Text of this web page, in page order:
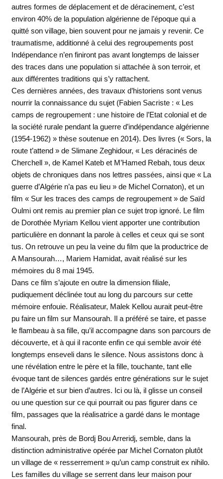
autres formes de déplacement et de déracinement, c’est
environ 40% de la population algérienne de l’époque qui a
quitté son village, bien souvent pour ne jamais y revenir. Ce
traumatisme, additionné à celui des regroupements post
Indépendance n’en finiront pas avant longtemps de laisser
des traces dans une population si attachée à son terroir, et
aux différentes traditions qui s’y rattachent.
Ces dernières années, des travaux d’historiens sont venus
nourrir la connaissance du sujet (Fabien Sacriste : « Les
camps de regroupement : une histoire de l’Etat colonial et de
la société rurale pendant la guerre d’indépendance algérienne
(1954-1962) » thèse soutenue en 2014). Des livres (« Sors, la
route t’attend » de Slimane Zeghidour, « Les déracinés de
Cherchell », de Kamel Kateb et M’Hamed Rebah, tous deux
objets de chroniques dans nos lettres passées, ainsi que « La
guerre d’Algérie n’a pas eu lieu » de Michel Cornaton), et un
film « Sur les traces des camps de regroupement » de Saïd
Oulmi ont remis au premier plan ce sujet trop ignoré. Le film
de Dorothée Myriam Kellou vient apporter une contribution
particulière en donnant la parole à celles et ceux qui se sont
tus. On retrouve un peu la veine du film que la productrice de
A Mansourah…, Mariem Hamidat, avait réalisé sur les
mémoires du 8 mai 1945.
Dans ce film s’ajoute en outre la dimension filiale,
pudiquement déclinée tout au long du parcours sur cette
mémoire enfouie. Réalisateur, Malek Kellou aurait peut-être
pu faire un film sur Mansourah. Il a préféré se taire, et passe
le flambeau à sa fille, qu’il accompagne dans son parcours de
découverte, et à qui il raconte enfin ce qui semble avoir été
longtemps enseveli dans le silence. Nous assistons donc à
une révélation entre le père et la fille, touchante, tant elle
évoque tant de silences gardés entre générations sur le sujet
de l’Algérie et sur bien d’autres. Ici ou là, il glisse un conseil
ou une question sur ce qui pourrait ou pas figurer dans ce
film, passages que la réalisatrice a gardé dans le montage
final.
Mansourah, près de Bordj Bou Arreridj, semble, dans la
distinction administrative opérée par Michel Cornaton plutôt
un village de « resserrement » qu’un camp construit ex nihilo.
Les familles du village se serrent dans leur maison pour